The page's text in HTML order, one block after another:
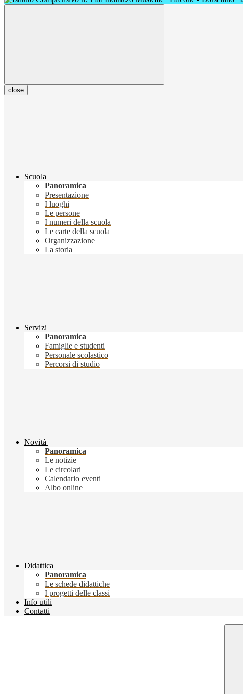
close
Scuola
Panoramica
Presentazione
I luoghi
Le persone
I numeri della scuola
Le carte della scuola
Organizzazione
La storia
Servizi
Panoramica
Famiglie e studenti
Personale scolastico
Percorsi di studio
Novità
Panoramica
Le notizie
Le circolari
Calendario eventi
Albo online
Didattica
Panoramica
Le schede didattiche
I progetti delle classi
Info utili
Contatti